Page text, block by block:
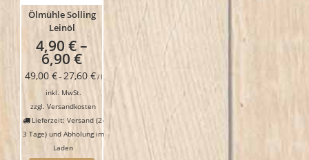
Ölmühle Solling
Leinöl
4,90€–
6,90€
49,00 €– 27,60 €/l
inkl. MwSt.
zzgl.Versandkosten
Lieferzeit: Versand (2-
3 Tage) und Abholung im
Laden